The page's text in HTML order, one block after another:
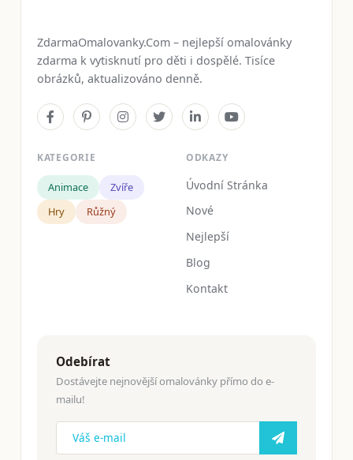
ZdarmaOmalovanky.Com – nejlepší omalovánky
zdarma k vytisknutí pro děti i dospělé. Tisíce
obrázků, aktualizováno denně.
KATEGORIE
Animace
Zvíře
Hry
Růžný
ODKAZY
Úvodní Stránka
Nové
Nejlepší
Blog
Kontakt
Odebírat
Dostávejte nejnovější omalovánky přímo do e-
mailu!